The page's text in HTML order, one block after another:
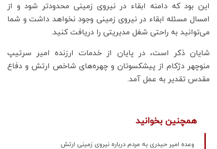
این بود که دامنه ابقاء در نیروی زمینی محدودتر شود و از
امسال مسئله ابقاء در نیروی زمینی وجود نخواهد داشت و شما
می‌توانید به راحتی شغل مدیریتی را دریافت کنید.
شایان ذکر است، در پایان از خدمات ارزنده امیر سرتیپ
منوچهر دژکام از پیشکسوتان و چهره‌های شاخص ارتش و دفاع
مقدس تقدیر به عمل آمد.
همچنین بخوانید
وعده امیر حیدری به مردم درباره نیروی زمینی ارتش